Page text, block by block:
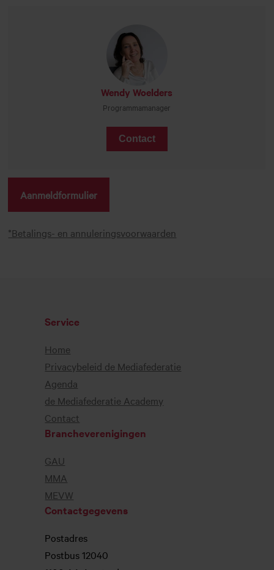
Wendy Woelders
Programmamanager
Contact
Aanmeldformulier
*Betalings- en annuleringsvoorwaarden
Service
Home
Privacybeleid de Mediafederatie
Agenda
de Mediafederatie Academy
Contact
Brancheverenigingen
GAU
MMA
MEVW
Contactgegevens
Postadres
Postbus 12040